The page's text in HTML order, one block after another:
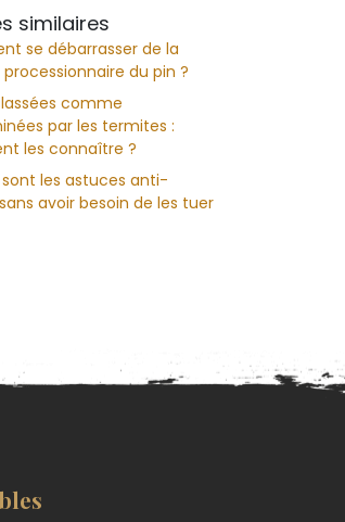
similaires
se débarrasser de la
du pin ?
comme
par les termites :
les connaître ?
les astuces anti-
avoir besoin de les tuer